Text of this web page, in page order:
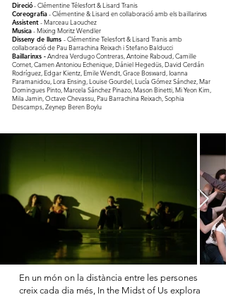
Direció- Clémentine Télesfort & Lisard Tranis
Coreografia- Clémentine & Lisard en collaboració amb els baillarinxs
Assistent- Marceau Laouchez
Musica- Mixing Moritz Wendler
Disseny de llums - Clémentine Telesfort & Lisard Tranis amb
collaboració de Pau Barrachina Reixach i Stefano Balducci
Baillarinxs -Andrea Verdugo Contreras, Antoine Raboud, Camille
Cornet, Camen Antoniou Echenique, Dániel Hegedüs, David Cerdán
Rodríguez, Edgar Kientz, Emile Wendt, Grace Bosward, Ioanna
Paramanidou, Lora Ensing, Louise Gourdel, Lucía Gómez Sánchez, Mar
Domingues Pinto, Marcela Sánchez Pinazo, Mason Binetti, Mi Yeon Kim,
Mila Jamin, Octave Chevassu, Pau Barrachina Reixach, Sophia
Descamps, Zeynep Beren Boylu
En un món on la distància entre les persones
creix cada dia més, In the Midst of Us explora